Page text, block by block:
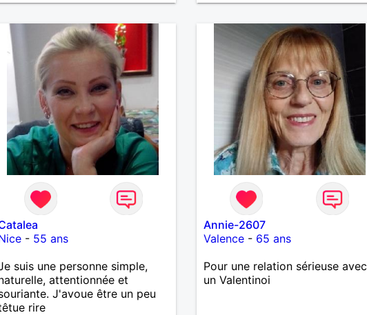
- 55 ans
suis une personne simple,
attentionnée et
J'avoue être un peu
rire
Annie-2607
Valence - 65 ans
Pour une relation sérieuse avec
un Valentinoi